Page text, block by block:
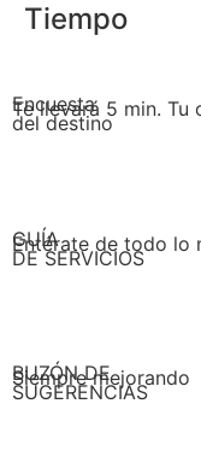
Tiempo
Encuesta
del destino
Te llevará 5 min. Tu
GUÍA
DE SERVICIOS
Entérate de todo lo
BUZÓN DE
SUGERENCIAS
Siempre mejorando